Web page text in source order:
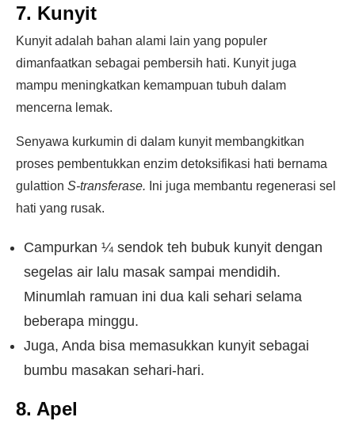
7. Kunyit
Kunyit adalah bahan alami lain yang populer
dimanfaatkan sebagai pembersih hati. Kunyit juga
mampu meningkatkan kemampuan tubuh dalam
mencerna lemak.
Senyawa kurkumin di dalam kunyit membangkitkan
proses pembentukkan enzim detoksifikasi hati bernama
gulattion S-transferase. Ini juga membantu regenerasi sel
hati yang rusak.
Campurkan ¼ sendok teh bubuk kunyit dengan
segelas air lalu masak sampai mendidih.
Minumlah ramuan ini dua kali sehari selama
beberapa minggu.
Juga, Anda bisa memasukkan kunyit sebagai
bumbu masakan sehari-hari.
8. Apel